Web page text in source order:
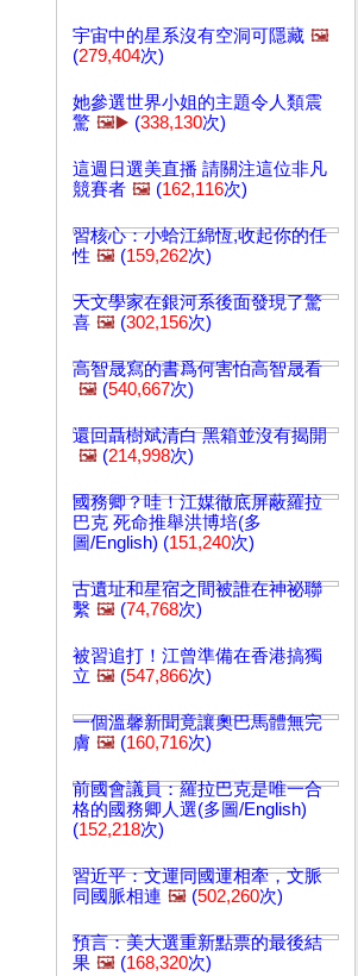
宇宙中的星系沒有空洞可隱藏 🖼️
(279,404次)
她參選世界小姐的主題令人類震
驚 🖼️▶️ (338,130次)
這週日選美直播 請關注這位非凡
競賽者 🖼️ (162,116次)
習核心：小蛤江綿恆,收起你的任
性 🖼️ (159,262次)
天文學家在銀河系後面發現了驚
喜 🖼️ (302,156次)
高智晟寫的書爲何害怕高智晟看
🖼️ (540,667次)
還回聶樹斌清白 黑箱並沒有揭開
🖼️ (214,998次)
國務卿？哇！江媒徹底屏蔽羅拉
巴克 死命推舉洪博培(多
圖/English) (151,240次)
古遺址和星宿之間被誰在神祕聯
繫 🖼️ (74,768次)
被習追打！江曾準備在香港搞獨
立 🖼️ (547,866次)
一個溫馨新聞竟讓奧巴馬體無完
膚 🖼️ (160,716次)
前國會議員：羅拉巴克是唯一合
格的國務卿人選(多圖/English)
(152,218次)
習近平：文運同國運相牽，文脈
同國脈相連 🖼️ (502,260次)
預言：美大選重新點票的最後結
果 🖼️ (168,320次)